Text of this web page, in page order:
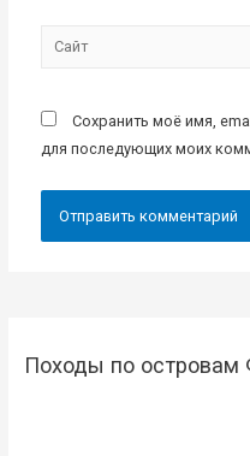
Сайт
Сохранить моё имя,
для последующих моих
Походы по островам